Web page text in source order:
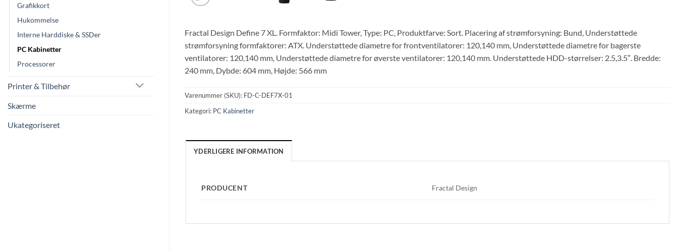
Grafikkort
Hukommelse
Interne Harddiske & SSDer
PC Kabinetter
Processorer
Printer & Tilbehør
Skærme
Ukategoriseret
Fractal Design Define 7 XL. Formfaktor: Midi Tower, Type: PC, Produktfarve: Sort. Placering af strømforsyning: Bund, Understøttede
strømforsyning formfaktorer: ATX. Understøttede diametre for frontventilatorer: 120,140 mm, Understøttede diametre for bagerste
ventilatorer: 120,140 mm, Understøttede diametre for øverste ventilatorer: 120,140 mm. Understøttede HDD-størrelser: 2.5,3.5″. Bredde:
240 mm, Dybde: 604 mm, Højde: 566 mm
Varenummer (SKU): FD-C-DEF7X-01
Kategori: PC Kabinetter
YDERLIGERE INFORMATION
PRODUCENT Fractal Design